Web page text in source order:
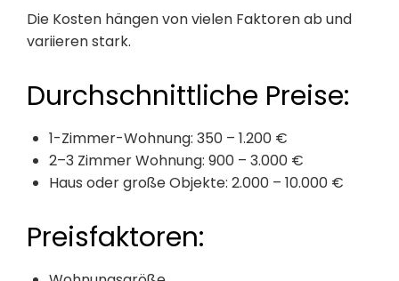
Die Kosten hängen von vielen Faktoren ab und
variieren stark.
Durchschnittliche Preise:
1-Zimmer-Wohnung: 350 – 1.200 €
2–3 Zimmer Wohnung: 900 – 3.000 €
Haus oder große Objekte: 2.000 – 10.000 €
Preisfaktoren: